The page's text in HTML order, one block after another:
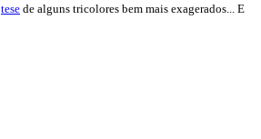
tese de alguns tricolores bem mais exagerados... E